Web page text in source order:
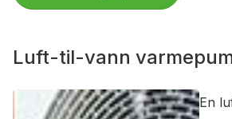
Luft-til-vann
En